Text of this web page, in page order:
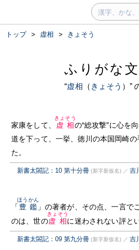
トップ > 虚相 > きょそう
ふりがな
“虚相 （ きょそう ）”
家康をして、 虚相
きょそう
の“総攻撃”に心を
道を下って、一挙、徳川の本国岡崎
た。
新書太閤記：10 第十分冊 (新字新仮名) ／ 吉
「豊鑑
ほうかん
」の著者が、その点、一言で
のは、世の虚相
きょそう
に迷わされない評と
新書太閤記：09 第九分冊 (新字新仮名) ／ 吉